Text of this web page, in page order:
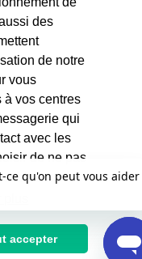
des
de notre
vous
à vos centres
qui
avec les
de ne pas
au
accepter